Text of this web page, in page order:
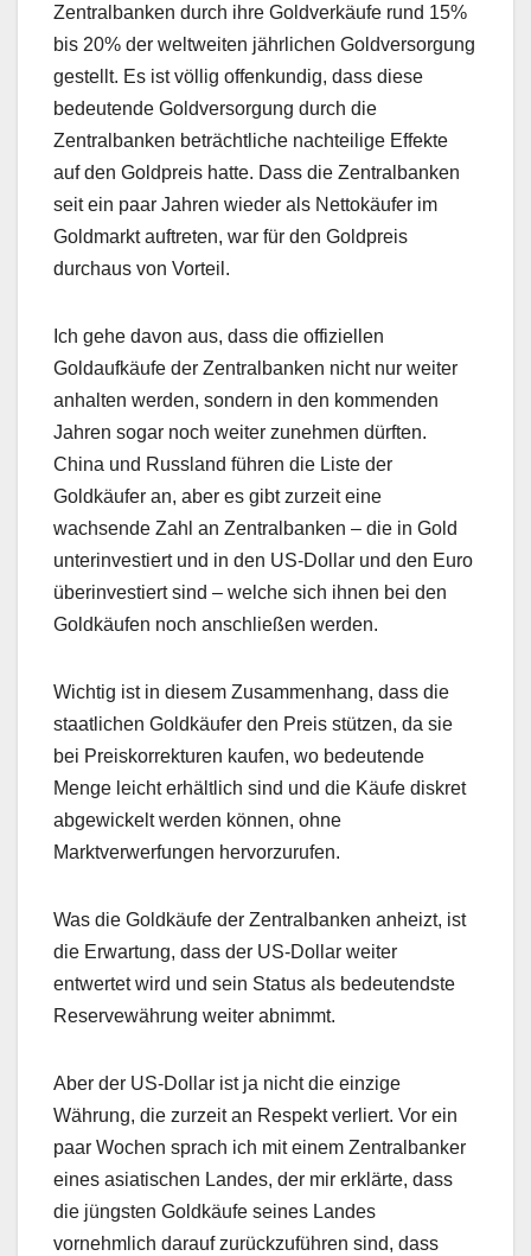
Zentralbanken durch ihre Goldverkäufe rund 15%
bis 20% der weltweiten jährlichen Goldversorgung
gestellt. Es ist völlig offenkundig, dass diese
bedeutende Goldversorgung durch die
Zentralbanken beträchtliche nachteilige Effekte
auf den Goldpreis hatte. Dass die Zentralbanken
seit ein paar Jahren wieder als Nettokäufer im
Goldmarkt auftreten, war für den Goldpreis
durchaus von Vorteil.
Ich gehe davon aus, dass die offiziellen
Goldaufkäufe der Zentralbanken nicht nur weiter
anhalten werden, sondern in den kommenden
Jahren sogar noch weiter zunehmen dürften.
China und Russland führen die Liste der
Goldkäufer an, aber es gibt zurzeit eine
wachsende Zahl an Zentralbanken – die in Gold
unterinvestiert und in den US-Dollar und den Euro
überinvestiert sind – welche sich ihnen bei den
Goldkäufen noch anschließen werden.
Wichtig ist in diesem Zusammenhang, dass die
staatlichen Goldkäufer den Preis stützen, da sie
bei Preiskorrekturen kaufen, wo bedeutende
Menge leicht erhältlich sind und die Käufe diskret
abgewickelt werden können, ohne
Marktverwerfungen hervorzurufen.
Was die Goldkäufe der Zentralbanken anheizt, ist
die Erwartung, dass der US-Dollar weiter
entwertet wird und sein Status als bedeutendste
Reservewährung weiter abnimmt.
Aber der US-Dollar ist ja nicht die einzige
Währung, die zurzeit an Respekt verliert. Vor ein
paar Wochen sprach ich mit einem Zentralbanker
eines asiatischen Landes, der mir erklärte, dass
die jüngsten Goldkäufe seines Landes
vornehmlich darauf zurückzuführen sind, dass